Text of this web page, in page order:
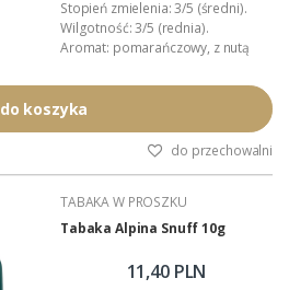
Stopień zmielenia: 3/5 (średni).
Wilgotność: 3/5 (rednia).
Aromat: pomarańczowy, z nutą
Przeznaczenie: tabaka do nosa.
Opakowanie: plastikowa
Podana wartość to: cena za jedną
do koszyka
do przechowalni
TABAKA W PROSZKU
Tabaka Alpina Snuff 10g
11,40 PLN